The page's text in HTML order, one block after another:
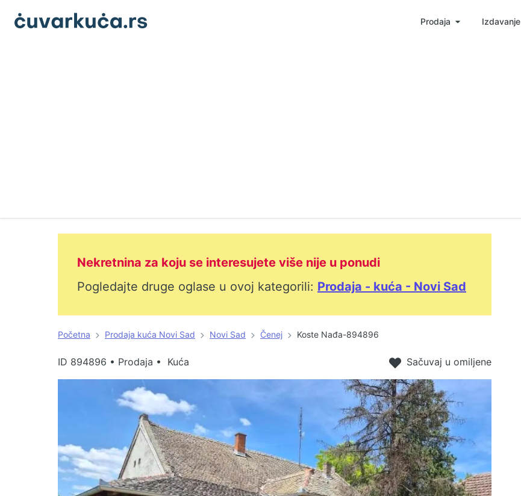
Prodaja Izdavanje
Nekretnina za koju se interesujete više nije u ponudi
Pogledajte druge oglase u ovoj kategorili: Prodaja - kuća - Novi Sad
Početna Prodaja kuća Novi Sad Novi Sad Čenej Koste Nađa-894896
ID 894896 • Prodaja • Kuća Sačuvaj u omiljene